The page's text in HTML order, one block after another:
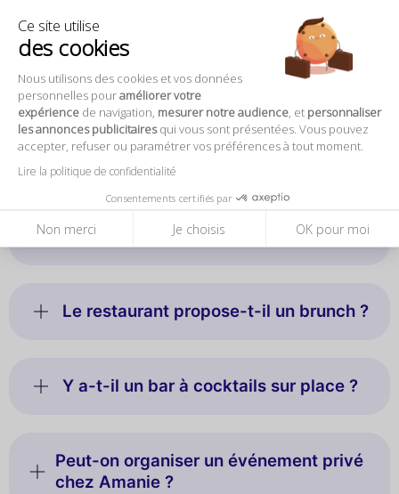
Ce site utilise
des cookies
Nous utilisons des cookies et vos données
personnelles pouraméliorer votre
expérience de navigation, mesurer notre audience , et personnaliser
les annonces publicitairesqui vous sont présentées. Vous pouvez
accepter, refuser ou paramétrer vos préférences à tout moment.
Lire la politique de confidentialité
Consentements certifiés par
Non merci Je choisis OK pour moi
Faut-il réserver à l’avance ?
Quel type de cuisine propose
Amanie ?
Amanie ?
Le restaurant propose-t-il un brunch ?
Y a-t-il un bar à cocktails sur place ?
Peut-on organiser un événement privé
chez Amanie ?